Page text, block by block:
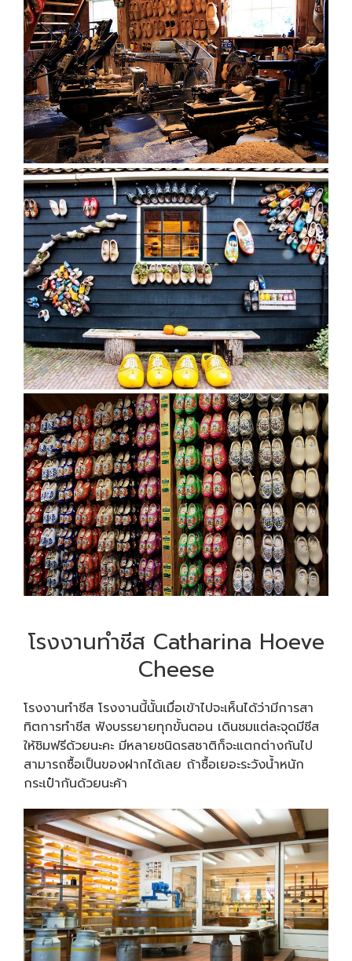
โรงงานทำชีส Catharina Hoeve
Cheese
โรงงานทำชีส โรงงานนี้นั้นเมื่อเข้าไปจะเห็นได้ว่ามีการสา
ทิตการทำชีส ฟังบรรยายทุกขั้นตอน เดินชมแต่ละจุดมีชีส
ให้ชิมฟรีด้วยนะคะ มีหลายชนิดรสชาติก็จะแตกต่างกันไป
สามารถซื้อเป็นของฝากได้เลย ถ้าซื้อเยอะระวังน้ำหนัก
กระเป๋ากันด้วยนะค้า